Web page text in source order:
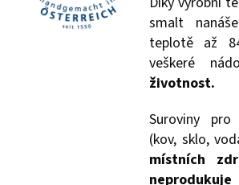
smalt
teplotě až
veškeré
životnost.
Suroviny
(kov, sklo,
místních